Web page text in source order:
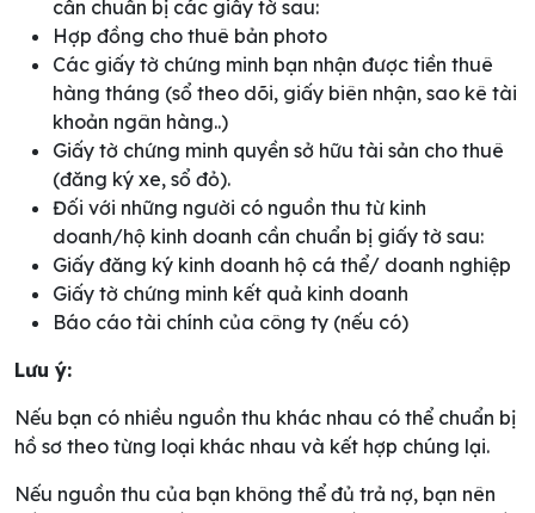
cần chuẩn bị các giấy tờ sau:
Hợp đồng cho thuê bản photo
Các giấy tờ chứng minh bạn nhận được tiền thuê
hàng tháng (sổ theo dõi, giấy biên nhận, sao kê tài
khoản ngân hàng..)
Giấy tờ chứng minh quyền sở hữu tài sản cho thuê
(đăng ký xe, sổ đỏ).
Đối với những người có nguồn thu từ kinh
doanh/hộ kinh doanh cần chuẩn bị giấy tờ sau:
Giấy đăng ký kinh doanh hộ cá thể/ doanh nghiệp
Giấy tờ chứng minh kết quả kinh doanh
Báo cáo tài chính của công ty (nếu có)
Lưu ý:
Nếu bạn có nhiều nguồn thu khác nhau có thể chuẩn bị
hồ sơ theo từng loại khác nhau và kết hợp chúng lại.
Nếu nguồn thu của bạn không thể đủ trả nợ, bạn nên